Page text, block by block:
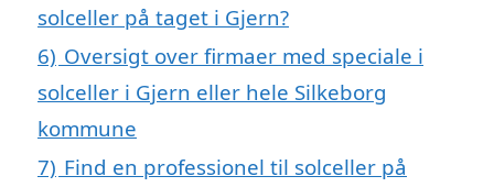
solceller på taget i Gjern?
6) Oversigt over firmaer med speciale i
solceller i Gjern eller hele Silkeborg
kommune
7) Find en professionel til solceller på